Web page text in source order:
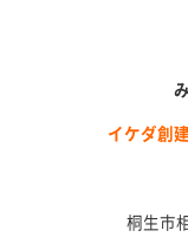
イケダ創建
桐生市